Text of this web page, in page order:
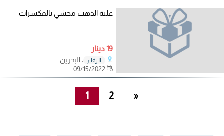
علبة الذهب محشي بالمكسرات
19 دينار
الرفاع
، البحرين
1 2 »